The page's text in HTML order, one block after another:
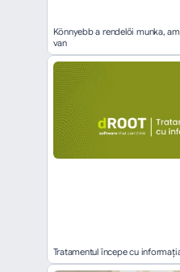
Könnyebb a rendelői munka,
van
Tratamentul începe cu